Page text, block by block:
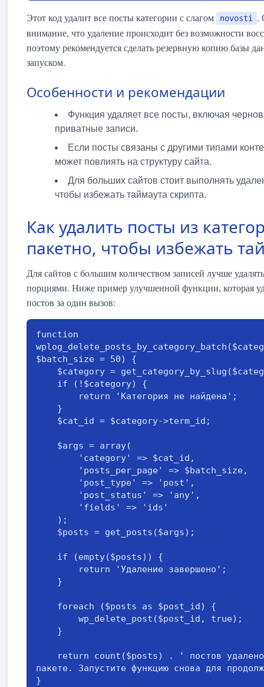
Этот код удалит все посты категории с слагом novosti
.
внимание, что удаление происходит без возможности
поэтому рекомендуется сделать резервную копию базы
запуском.
Особенности и рекомендации
Функция удаляет все посты, включая
приватные записи.
Если посты связаны с другими типами
может повлиять на структуру сайта.
Для больших сайтов стоит выполнять
чтобы избежать таймаута скрипта.
Как удалить посты из
пакетно, чтобы избежать
Для сайтов с большим количеством записей лучше
порциями. Ниже пример улучшенной функции, которая
постов за один вызов:
function
$batch_size = 50) {
пакете. Запустите функцию снова для
}